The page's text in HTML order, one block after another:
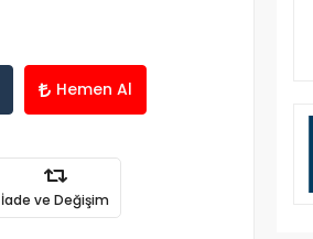
Hemen Al
İade ve Değişim